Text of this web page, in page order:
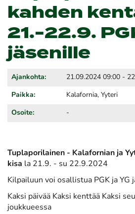
kahden
21.-22.9.
jäsenille
Ajankohta: 21.09.2024 09:00 -
Paikka: Kalafornia, Yyteri
Osoite: -
Tuplaporilainen - Kalafornian ja
kisa la 21.9. - su 22.9.2024
Kilpailuun voi osallistua PGK ja YG
Kaksi päivää Kaksi kenttää Kaksi
joukkueessa